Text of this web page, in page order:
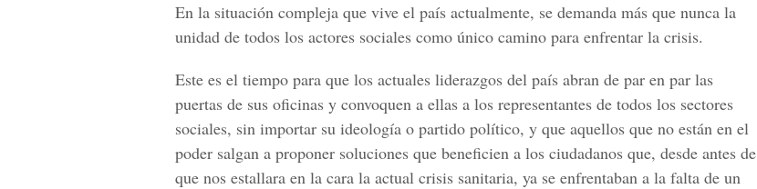
En la situación compleja que vive el país actualmente, se demanda más que nunca la
unidad de todos los actores sociales como único camino para enfrentar la crisis.
Este es el tiempo para que los actuales liderazgos del país abran de par en par las
puertas de sus oficinas y convoquen a ellas a los representantes de todos los sectores
sociales, sin importar su ideología o partido político, y que aquellos que no están en el
poder salgan a proponer soluciones que beneficien a los ciudadanos que, desde antes de
que nos estallara en la cara la actual crisis sanitaria, ya se enfrentaban a la falta de un